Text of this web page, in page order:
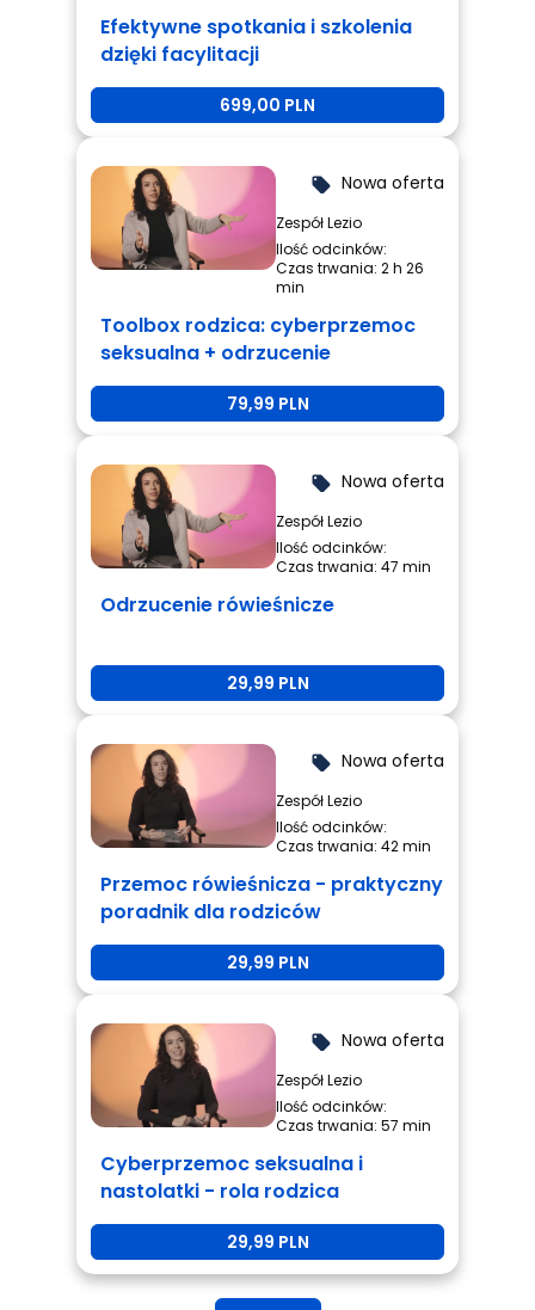
Efektywne spotkania i szkolenia
dzięki facylitacji
699,00 PLN
local_offer Nowa oferta
Zespół Lezio
Ilość odcinków:
Czas trwania: 2 h 26
min
Toolbox rodzica: cyberprzemoc
seksualna + odrzucenie
rówieśnicze + przemoc
79,99 PLN
local_offer Nowa oferta
Zespół Lezio
Ilość odcinków:
Czas trwania: 47 min
Odrzucenie rówieśnicze
29,99 PLN
local_offer Nowa oferta
Zespół Lezio
Ilość odcinków:
Czas trwania: 42 min
Przemoc rówieśnicza - praktyczny
poradnik dla rodziców
29,99 PLN
local_offer Nowa oferta
Zespół Lezio
Ilość odcinków:
Czas trwania: 57 min
Cyberprzemoc seksualna i
nastolatki - rola rodzica
29,99 PLN